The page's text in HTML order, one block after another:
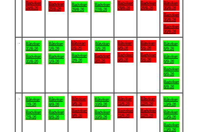
Badviken
24/8-26
Badviken
25/8-26
Badviken
26/8-26
Badviken
27/8-26
Badviken
28/8-26
Badviken
29/8-26
Båtviken
30/8-26
Badviken
30/8-26
Badviken
30/8-26
Båtviken
31/8-26
Badviken
31/8-26
Båtviken
1/9-26
Badviken
1/9-26
Båtviken
2/9-26
Badviken
2/9-26
Båtviken
3/9-26
Badviken
3/9-26
Båtviken
4/9-26
Badviken
4/9-26
Båtviken
5/9-26
Badviken
5/9-26
Båtviken
6/9-26
Båtviken
6/9-26
Badviken
6/9-26
Badviken
6/9-26
Båtviken
7/9-26
Badviken
7/9-26
Båtviken
8/9-26
Badviken
8/9-26
Båtviken
9/9-26
Badviken
9/9-26
Båtviken
10/9-26
Badviken
10/9-26
Båtviken
11/9-26
Badviken
11/9-26
Båtviken
12/9-26
Badviken
12/9-26
Båtviken
13/9-26
Båtviken
13/9-26
Badviken
13/9-26